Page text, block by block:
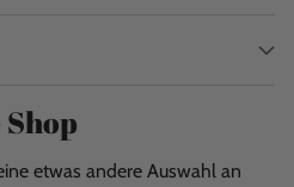
etwas andere Auswahl an